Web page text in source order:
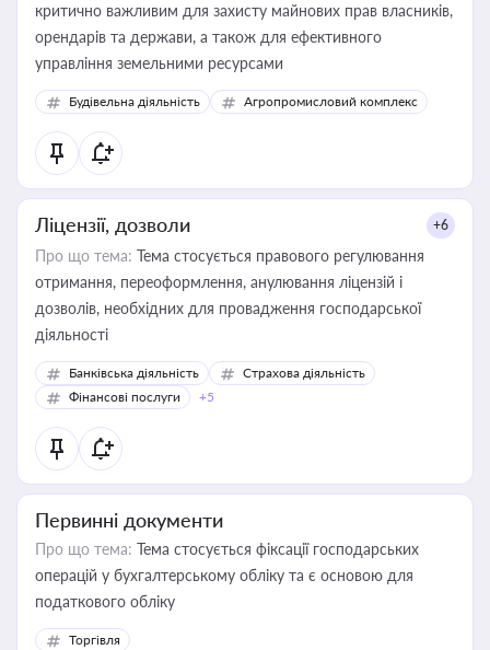
критично важливим для захисту майнових прав власників,
орендарів та держави, а також для ефективного
управління земельними ресурсами
Будівельна діяльність Агропромисловий комплекс
Ліцензії, дозволи +6
Про що тема: Тема стосується правового регулювання
отримання, переоформлення, анулювання ліцензій і
дозволів, необхідних для провадження господарської
діяльності
Банківська діяльність
Страхова діяльність
Фінансові послуги
+5
Первинні документи
Про що тема: Тема стосується фіксації господарських
операцій у бухгалтерському обліку та є основою для
податкового обліку
Торгівля